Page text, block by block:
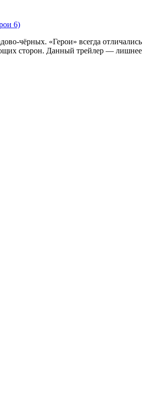
6)
чёрных. «Герои» всегда отличались
сторон. Данный трейлер — лишнее